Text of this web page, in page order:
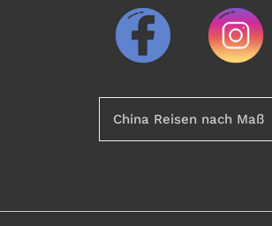
China Reisen nach Maß